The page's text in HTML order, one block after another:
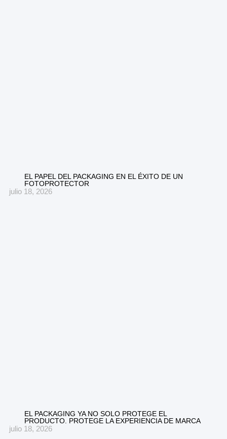
EL PAPEL DEL PACKAGING EN EL ÉXITO DE UN
FOTOPROTECTOR
julio 18, 2026
EL PACKAGING YA NO SOLO PROTEGE EL
PRODUCTO. PROTEGE LA EXPERIENCIA DE MARCA
julio 18, 2026